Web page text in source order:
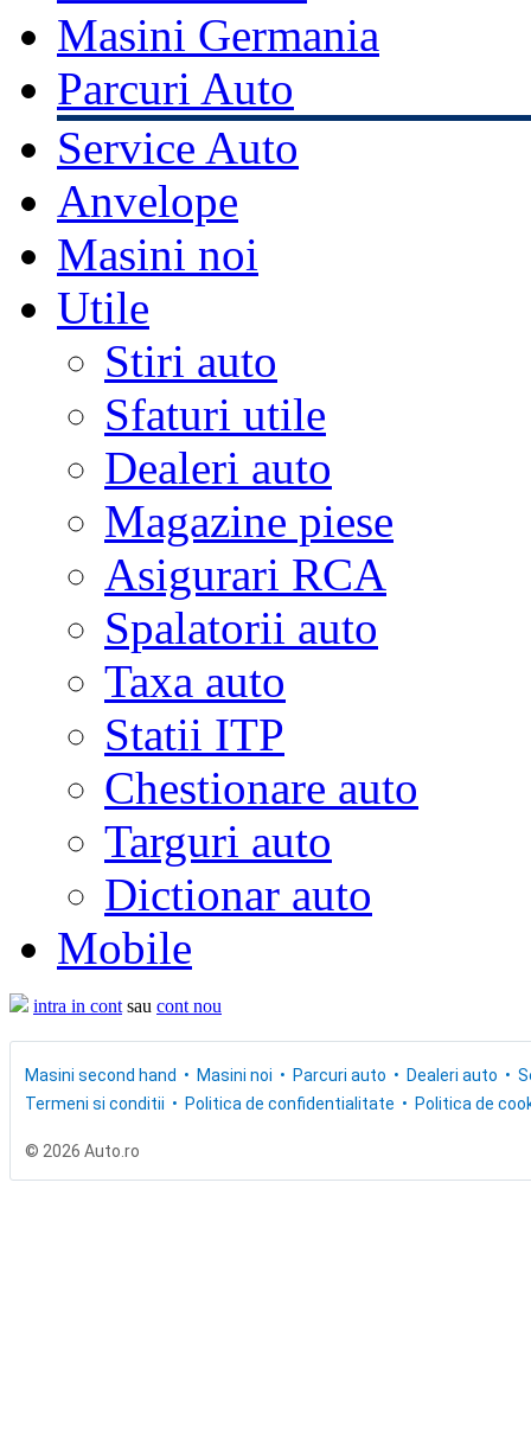
Masini Germania
Parcuri Auto
Service Auto
Anvelope
Masini noi
Utile
Stiri auto
Sfaturi utile
Dealeri auto
Magazine piese
Asigurari RCA
Spalatorii auto
Taxa auto
Statii ITP
Chestionare auto
Targuri auto
Dictionar auto
Mobile
intra in cont sau cont nou
Masini second hand Masini noi Parcuri auto Dealeri auto
Termeni si conditii
Politica de confidentialitate Politica de
© 2026 Auto.ro